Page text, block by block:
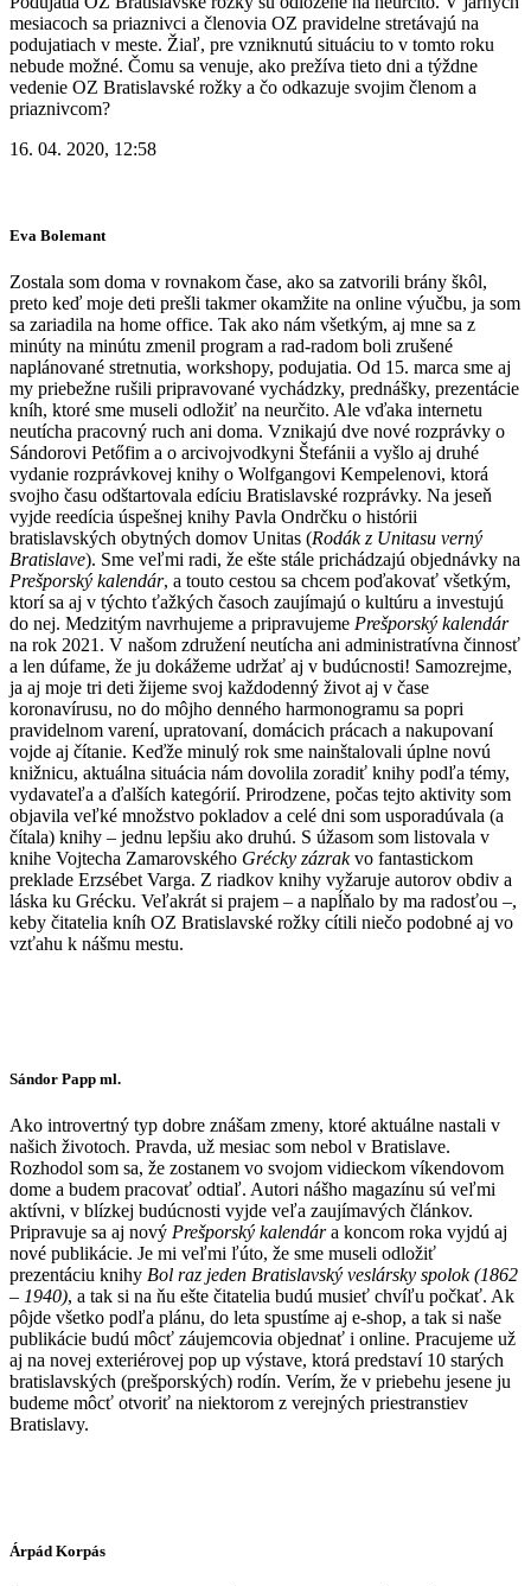
mesiacoch sa priaznivci a členovia OZ pravidelne stretávajú na
podujatiach v meste. Žiaľ, pre vzniknutú situáciu to v tomto roku
nebude možné. Čomu sa venuje, ako prežíva tieto dni a týždne
vedenie OZ Bratislavské rožky a čo odkazuje svojim členom a
priaznivcom?
16. 04. 2020, 12:58
Eva Bolemant
Zostala som doma v rovnakom čase, ako sa zatvorili brány škôl,
preto keď moje deti prešli takmer okamžite na online výučbu, ja som
sa zariadila na home office. Tak ako nám všetkým, aj mne sa z
minúty na minútu zmenil program a rad-radom boli zrušené
naplánované stretnutia, workshopy, podujatia. Od 15. marca sme aj
my priebežne rušili pripravované vychádzky, prednášky, prezentácie
kníh, ktoré sme museli odložiť na neurčito. Ale vďaka internetu
neutícha pracovný ruch ani doma. Vznikajú dve nové rozprávky o
Sándorovi Petőfim a o arcivojvodkyni Štefánii a vyšlo aj druhé
vydanie rozprávkovej knihy o Wolfgangovi Kempelenovi, ktorá
svojho času odštartovala edíciu Bratislavské rozprávky. Na jeseň
vyjde reedícia úspešnej knihy Pavla Ondrčku o histórii
bratislavských obytných domov Unitas (Rodák z Unitasu verný
Bratislave). Sme veľmi radi, že ešte stále prichádzajú objednávky na
Prešporský kalendár, a touto cestou sa chcem poďakovať všetkým,
ktorí sa aj v týchto ťažkých časoch zaujímajú o kultúru a investujú
do nej. Medzitým navrhujeme a pripravujeme Prešporský kalendár
na rok 2021. V našom združení neutícha ani administratívna činnosť
a len dúfame, že ju dokážeme udržať aj v budúcnosti! Samozrejme,
ja aj moje tri deti žijeme svoj každodenný život aj v čase
koronavírusu, no do môjho denného harmonogramu sa popri
pravidelnom varení, upratovaní, domácich prácach a nakupovaní
vojde aj čítanie. Keďže minulý rok sme nainštalovali úplne novú
knižnicu, aktuálna situácia nám dovolila zoradiť knihy podľa témy,
vydavateľa a ďalších kategórií. Prirodzene, počas tejto aktivity som
objavila veľké množstvo pokladov a celé dni som usporadúvala (a
čítala) knihy – jednu lepšiu ako druhú. S úžasom som listovala v
knihe Vojtecha Zamarovského Grécky zázrakvo fantastickom
preklade Erzsébet Varga. Z riadkov knihy vyžaruje autorov obdiv a
láska ku Grécku. Veľakrát si prajem – a napĺňalo by ma radosťou –,
keby čitatelia kníh OZ Bratislavské rožky cítili niečo podobné aj vo
vzťahu k nášmu mestu.
Sándor Papp ml.
Ako introvertný typ dobre znášam zmeny, ktoré aktuálne nastali v
našich životoch. Pravda, už mesiac som nebol v Bratislave.
Rozhodol som sa, že zostanem vo svojom vidieckom víkendovom
dome a budem pracovať odtiaľ. Autori nášho magazínu sú veľmi
aktívni, v blízkej budúcnosti vyjde veľa zaujímavých článkov.
Pripravuje sa aj nový Prešporský kalendára koncom roka vyjdú aj
nové publikácie. Je mi veľmi ľúto, že sme museli odložiť
prezentáciu knihy Bol raz jeden Bratislavský veslársky spolok (1862
– 1940), a tak si na ňu ešte čitatelia budú musieť chvíľu počkať. Ak
pôjde všetko podľa plánu, do leta spustíme aj e-shop, a tak si naše
publikácie budú môcť záujemcovia objednať i online. Pracujeme už
aj na novej exteriérovej pop up výstave, ktorá predstaví 10 starých
bratislavských (prešporských) rodín. Verím, že v priebehu jesene ju
budeme môcť otvoriť na niektorom z verejných priestranstiev
Bratislavy.
Árpád Korpás